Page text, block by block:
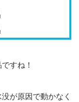
すね！
が原因で動かなく